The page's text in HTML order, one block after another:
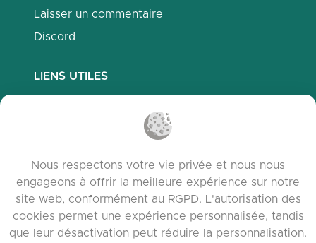
Laisser un commentaire
Discord
LIENS UTILES
Politique de confidentialité
Conditions d’utilisation
Notes de version
Nous respectons votre vie privée et nous nous
engageons à offrir la meilleure expérience sur notre
site web, conformément au RGPD. L'autorisation des
cookies permet une expérience personnalisée, tandis
que leur désactivation peut réduire la personnalisation.